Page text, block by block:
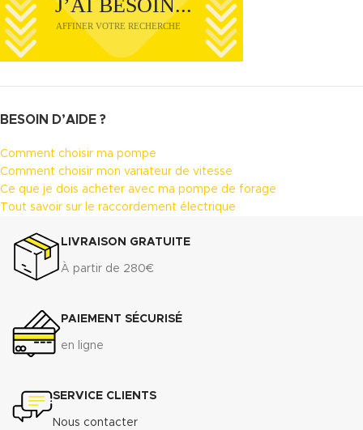
BESOIN D’AIDE ?
Comment choisir ma pompe
Comment choisir mon variateur de vitesse
Ce que je dois acheter avec ma pompe de forage
Tout savoir sur le raccordement électrique
LIVRAISON GRATUITE
À partir de 280€
PAIEMENT SÉCURISÉ
en ligne
SERVICE CLIENTS
Nous contacter